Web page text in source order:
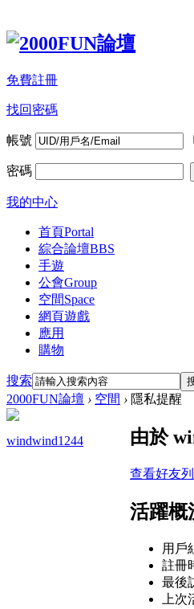
免費註冊
找回密碼
帳號
密碼
我的中心
首頁Portal
綜合論壇BBS
手遊
公會Group
空間Space
網頁遊戲
應用
購物
搜索
2000FUN論壇 › 空間 › 隱私提醒
windwind1244 由於
查看好友
活躍概
用戶
註冊
最後
上